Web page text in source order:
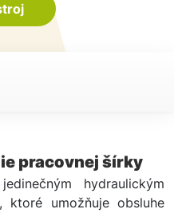
pracovnej šírky
hydraulickým
ktoré umožňuje obsluhe